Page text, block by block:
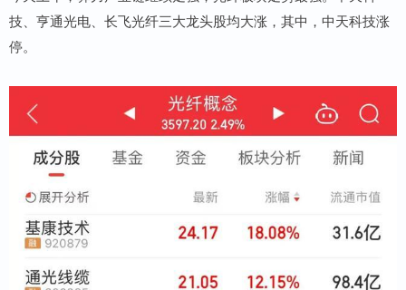
技、亨通光电、长飞光纤三大龙头股均大涨，其中，中天科技涨
停。